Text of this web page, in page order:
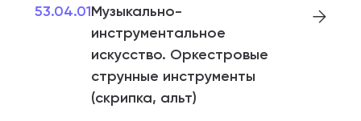
53.04.01Музыкально-
инструментальное
искусство. Оркестровые
струнные инструменты
(скрипка, альт)